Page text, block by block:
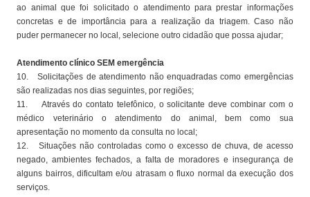
ao animal que foi solicitado o atendimento para prestar informações
concretas e de importância para a realização da triagem. Caso não
puder permanecer no local, selecione outro cidadão que possa ajudar;
Atendimento clínico SEM emergência
10. Solicitações de atendimento não enquadradas como emergências
são realizadas nos dias seguintes, por regiões;
11. Através do contato telefônico, o solicitante deve combinar com o
médico veterinário o atendimento do animal, bem como sua
apresentação no momento da consulta no local;
12. Situações não controladas como o excesso de chuva, de acesso
negado, ambientes fechados, a falta de moradores e insegurança de
alguns bairros, dificultam e/ou atrasam o fluxo normal da execução dos
serviços.